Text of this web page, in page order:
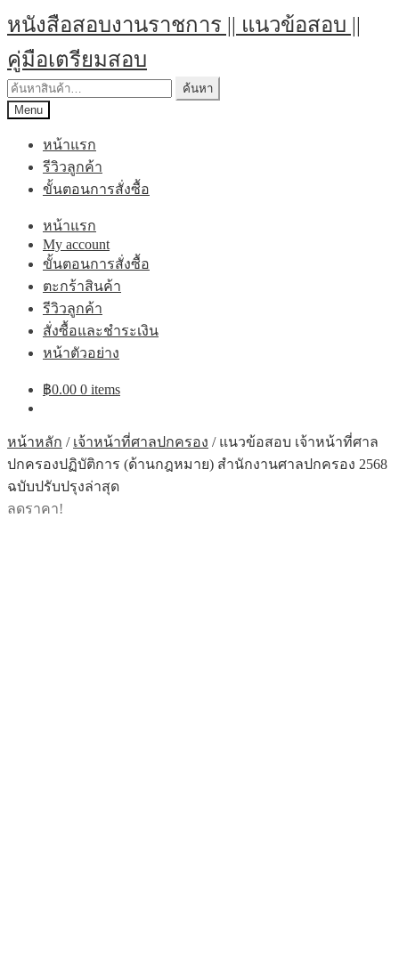
Skip
to
navigation
Skip
to
content
หนังสือสอบงานราชการ || แนวข้อสอบ ||
คู่มือเตรียมสอบ
ค้นหา:
ค้นหา
Menu
หน้าแรก
รีวิวลูกค้า
ขั้นตอนการสั่งซื้อ
หน้าแรก
My account
ขั้นตอนการสั่งซื้อ
ตะกร้าสินค้า
รีวิวลูกค้า
สั่งซื้อและชำระเงิน
หน้าตัวอย่าง
฿0.00 0 items
หน้าหลัก / เจ้าหน้าที่ศาลปกครอง / แนวข้อสอบ เจ้าหน้าที่ศาล
ปกครองปฏิบัติการ (ด้านกฎหมาย) สำนักงานศาลปกครอง 2568
ฉบับปรับปรุงล่าสุด
ลดราคา!